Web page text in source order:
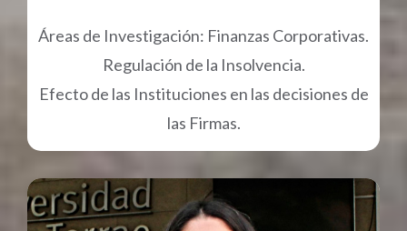
Áreas de Investigación: Finanzas Corporativas.
Regulación de la Insolvencia.
Efecto de las Instituciones en las decisiones de
las Firmas.